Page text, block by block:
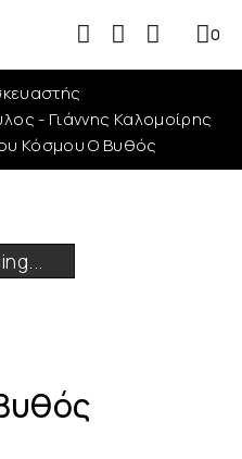
0
- Γιάννης Καλομοίρης
Κόσμου Ο Βυθός